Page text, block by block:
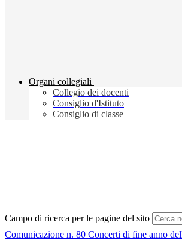
Organi collegiali
Collegio dei docenti
Consiglio d'Istituto
Consiglio di classe
Campo di ricerca per le pagine del sito
Comunicazione n. 80 Concerti di fine anno